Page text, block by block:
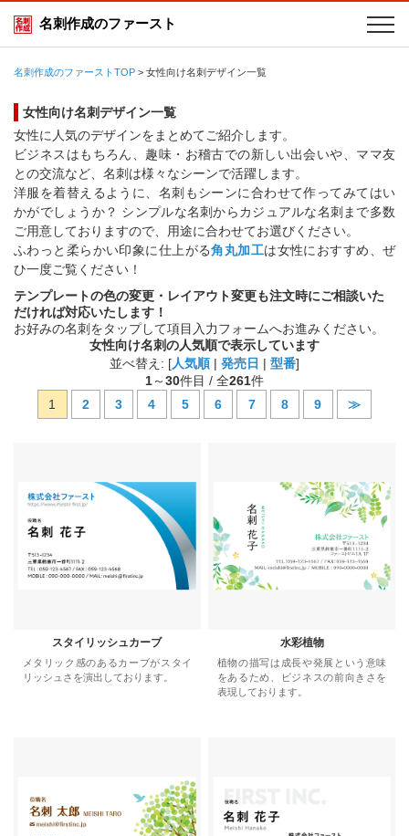
名刺作成のファースト
名刺作成のファーストTOP > 女性向け名刺デザイン一覧
女性向け名刺デザイン一覧
女性に人気のデザインをまとめてご紹介します。
ビジネスはもちろん、趣味・お稽古での新しい出会いや、ママ友
との交流など、名刺は様々なシーンで活躍します。
洋服を着替えるように、名刺もシーンに合わせて作ってみてはい
かがでしょうか？ シンプルな名刺からカジュアルな名刺まで多数
ご用意しておりますので、用途に合わせてお選びください。
ふわっと柔らかい印象に仕上がる角丸加工は女性におすすめ、ぜ
ひ一度ご覧ください！
テンプレートの色の変更・レイアウト変更も注文時にご相談いた
だければ対応いたします！
お好みの名刺をタップして項目入力フォームへお進みください。
女性向け名刺の人気順で表示しています
並べ替え: [人気順| 発売日 | 型番]
1～30件目 / 全261件
1
2 3 4 5 6 7 8 9 ≫
スタイリッシュカーブ
メタリック感のあるカーブがスタイ
リッシュさを演出しております。
水彩植物
植物の描写は成長や発展という意味
をあるため、ビジネスの前向きさを
表現しております。